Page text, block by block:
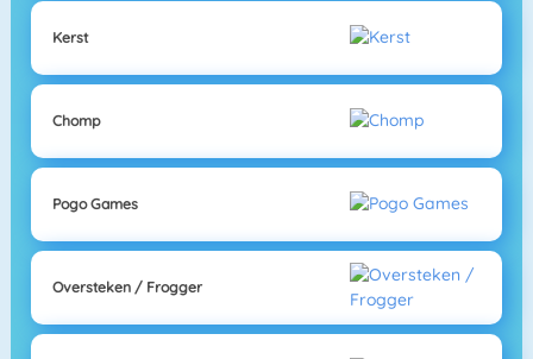
Kerst
Chomp
Pogo Games
Oversteken / Frogger